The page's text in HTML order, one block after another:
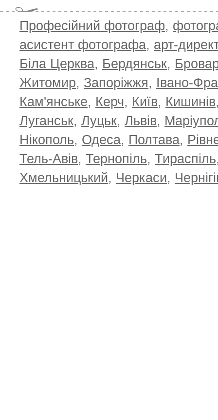
Професійний фотограф,
асистент фотографа, арт-
Біла Церква, Бердянськ,
Житомир, Запоріжжя, Івано-
Кам'янське, Керч, Київ, Кишинів
Луганськ, Луцьк, Львів,
Нікополь, Одеса, Полтава,
Тель-Авів, Тернопіль, Тираспіль
Хмельницький, Черкаси,